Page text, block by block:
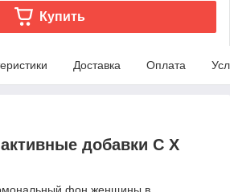
Купить
Доставка Оплата
добавки C X